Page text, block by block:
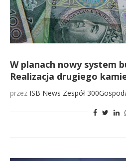
W planach nowy system
Realizacja drugiego
przez ISB News Zespół